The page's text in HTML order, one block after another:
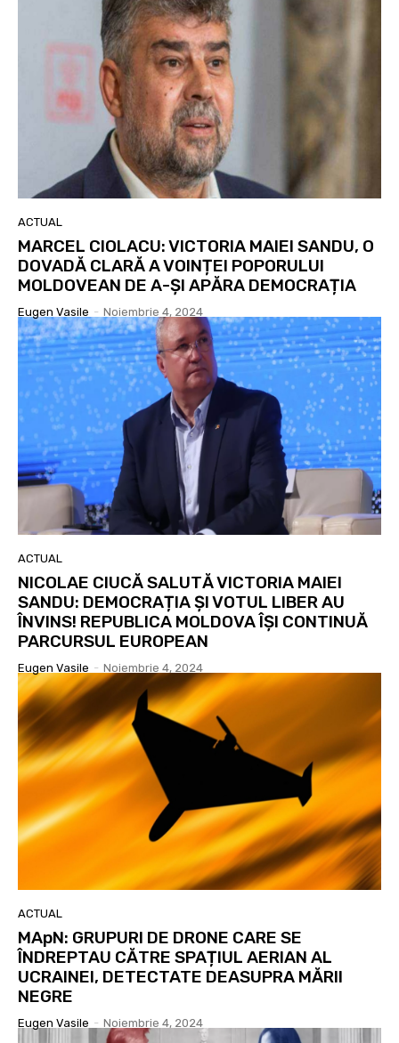
ACTUAL
MARCEL CIOLACU: VICTORIA MAIEI SANDU, O
DOVADĂ CLARĂ A VOINȚEI POPORULUI
MOLDOVEAN DE A-ȘI APĂRA DEMOCRAȚIA
Eugen Vasile - Noiembrie 4, 2024
ACTUAL
NICOLAE CIUCĂ SALUTĂ VICTORIA MAIEI
SANDU: DEMOCRAȚIA ȘI VOTUL LIBER AU
ÎNVINS! REPUBLICA MOLDOVA ÎȘI CONTINUĂ
PARCURSUL EUROPEAN
Eugen Vasile - Noiembrie 4, 2024
ACTUAL
MApN: GRUPURI DE DRONE CARE SE
ÎNDREPTAU CĂTRE SPAȚIUL AERIAN AL
UCRAINEI, DETECTATE DEASUPRA MĂRII
NEGRE
Eugen Vasile - Noiembrie 4, 2024